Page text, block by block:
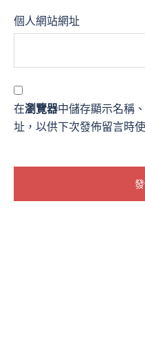
個人網站網址
在瀏覽器中儲存顯示名稱
址，以供下次發佈留言時